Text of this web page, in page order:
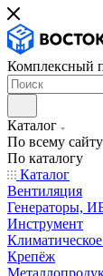
Комплексный
Каталог
По всему сайту
По каталогу
Каталог
Вентиляция
Генераторы,
Инструмент
Крепёж